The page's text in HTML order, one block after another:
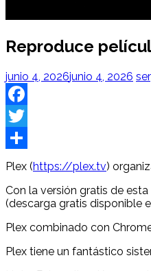
Reproduce
junio 4, 2026junio 4, 2026
Facebook
Twitter
Share
Plex (https://plex.tv)
Con la versión gratis de
(descarga gratis disponible
Plex combinado con
Plex tiene un fantástico